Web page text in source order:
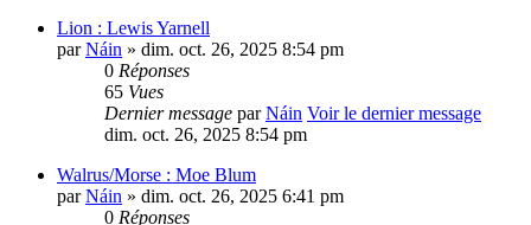
Lion : Lewis Yarnell
parNáin » dim. oct. 26, 2025 8:54 pm
0 Réponses
65 Vues
Dernier message parNáin Voir le dernier message
dim. oct. 26, 2025 8:54 pm
Walrus/Morse : Moe Blum
parNáin » dim. oct. 26, 2025 6:41 pm
0 Réponses